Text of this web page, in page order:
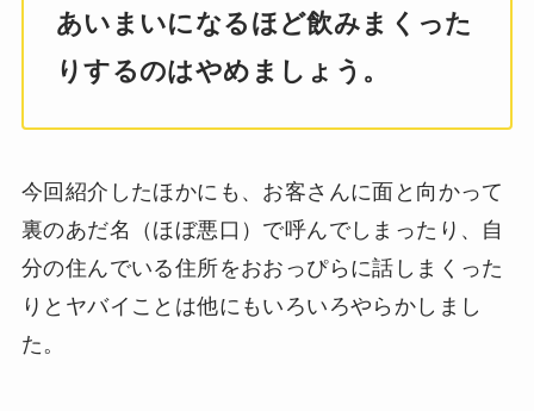
あいまいになるほど飲みまくった
りするのはやめましょう。
今回紹介したほかにも、お客さんに面と向かって
裏のあだ名（ほぼ悪口）で呼んでしまったり、自
分の住んでいる住所をおおっぴらに話しまくった
りとヤバイことは他にもいろいろやらかしまし
た。